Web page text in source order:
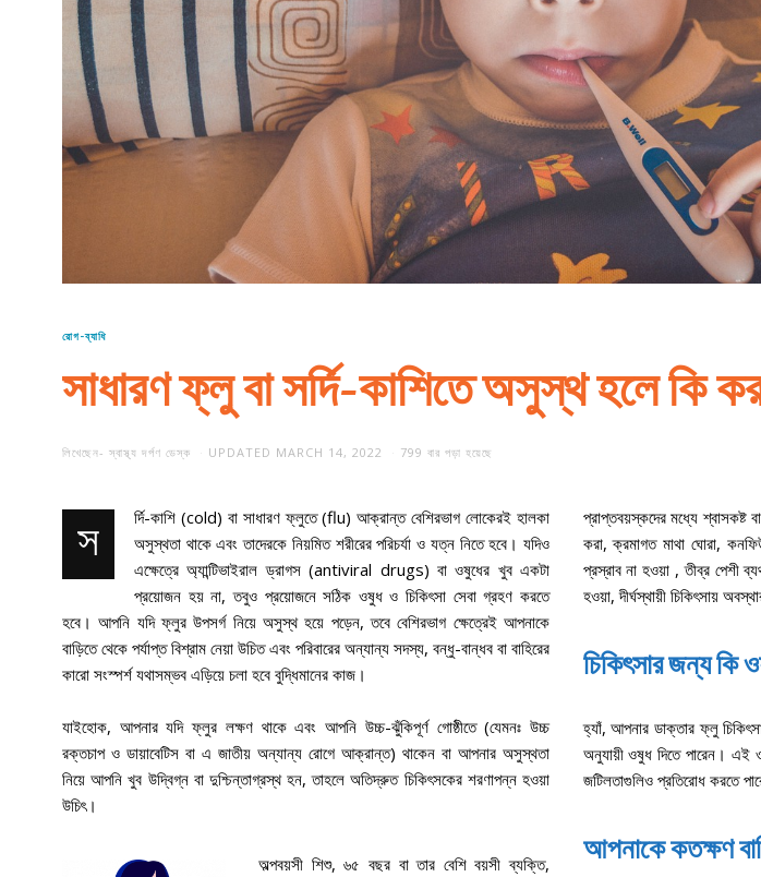
রোগ-ব্যাধি
সাধারণ ফ্লু বা সর্দি-কাশিতে অসুস্থ হলে কি
লিখেছেন- স্বাস্থ্য দর্পণ ডেস্ক UPDATED MARCH 14, 2022 799 বার পড়া হয়েছে
স
র্দি-কাশি (cold) বা সাধারণ ফ্লুতে (flu) আক্রান্ত বেশিরভাগ লোকেরই হালকা
অসুস্থতা থাকে এবং তাদেরকে নিয়মিত শরীরের পরিচর্যা ও যত্ন নিতে হবে। যদিও
এক্ষেত্রে অ্যান্টিভাইরাল ড্রাগস (antiviral drugs) বা ওষুধের খুব একটা
প্রয়োজন হয় না, তবুও প্রয়োজনে সঠিক ওষুধ ও চিকিৎসা সেবা গ্রহণ করতে
হবে। আপনি যদি ফ্লুর উপসর্গ নিয়ে অসুস্থ হয়ে পড়েন, তবে বেশিরভাগ ক্ষেত্রেই আপনাকে
বাড়িতে থেকে পর্যাপ্ত বিশ্রাম নেয়া উচিত এবং পরিবারের অন্যান্য সদস্য, বন্ধু-বান্ধব বা বাহিরের
কারো সংস্পর্শ যথাসম্ভব এড়িয়ে চলা হবে বুদ্ধিমানের কাজ।
যাইহোক, আপনার যদি ফ্লুর লক্ষণ থাকে এবং আপনি উচ্চ-ঝুঁকিপূর্ণ গোষ্ঠীতে (যেমনঃ উচ্চ
রক্তচাপ ও ডায়াবেটিস বা এ জাতীয় অন্যান্য রোগে আক্রান্ত) থাকেন বা আপনার অসুস্থতা
নিয়ে আপনি খুব উদ্বিগ্ন বা দুশ্চিন্তাগ্রস্থ হন, তাহলে অতিদ্রুত চিকিৎসকের শরণাপন্ন হওয়া
উচিৎ।
অল্পবয়সী শিশু, ৬৫ বছর বা তার বেশি বয়সী ব্যক্তি,
প্রাপ্তবয়স্কদের মধ্যে শ্বাসকষ্ট
করা, ক্রমাগত মাথা ঘোরা,
প্রস্রাব না হওয়া , তীব্র পেশী
হওয়া, দীর্ঘস্থায়ী চিকিৎসায়
চিকিৎসার জন্য কি
হ্যাঁ, আপনার ডাক্তার ফ্লু
অনুযায়ী ওষুধ দিতে পারেন।
জটিলতাগুলিও প্রতিরোধ করতে
আপনাকে কতক্ষণ